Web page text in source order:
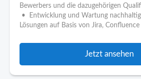
Bewerbers und die dazugehörigen
• Entwicklung und Wartung
Lösungen auf Basis von Jira,
Jetzt ansehen